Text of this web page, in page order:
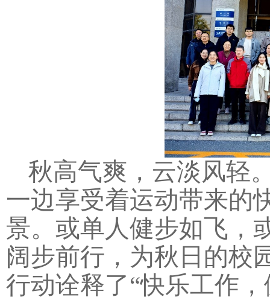
秋高气爽，云淡风轻
一边享受着运动带来的
景。或单人健步如飞，
阔步前行，为秋日的校
行动诠释了“快乐工作